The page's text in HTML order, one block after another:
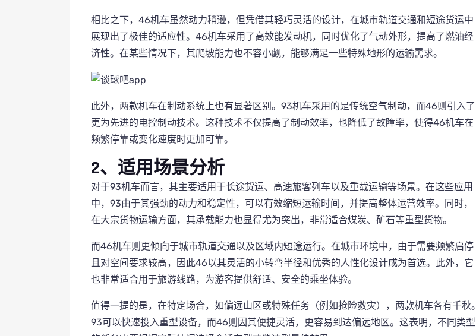
相比之下，46机车虽然动力稍逊，但凭借其轻巧灵活的设计，在城市轨道交通和短途货运中
展现出了极佳的适应性。46机车采用了高效能发动机，同时优化了气动外形，提高了燃油经
济性。在某些情况下，其爬坡能力也不容小觑，能够满足一些特殊地形的运输需求。
此外，两款机车在制动系统上也有显著区别。93机车采用的是传统空气制动，而46则引入了
更为先进的电控制动技术。这种技术不仅提高了制动效率，也降低了故障率，使得46机车在
频繁停靠或变化速度时更加可靠。
2、适用场景分析
对于93机车而言，其主要适用于长途货运、高速旅客列车以及重载运输等场景。在这些应用
中，93由于其强劲的动力和稳定性，可以有效缩短运输时间，并提高整体运营效率。同时，
在大宗货物运输方面，其承载能力也显得尤为突出，非常适合煤炭、矿石等重型货物。
而46机车则更倾向于城市轨道交通以及区域内短途运行。在城市环境中，由于需要频繁启停
且对空间要求较高，因此46以其灵活的小转弯半径和优秀的人性化设计成为首选。此外，它
也非常适合用于旅游线路，为游客提供舒适、安全的乘坐体验。
值得一提的是，在特定场合，如偏远山区或特殊任务（例如抢险救灾），两款机车各有千秋。
93可以快速投入重型设备，而46则因其便捷灵活，更容易到达偏远地区。这表明，不同类型